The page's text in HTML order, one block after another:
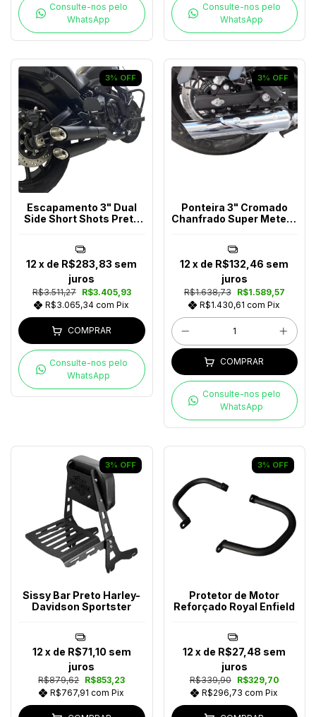
Consulte-nos pelo
WhatsApp
Consulte-nos pelo
WhatsApp
3% OFF
Escapamento 3" Dual
Side Short Shots Preto
R$3.511,27
R$3.405,93
R$3.065,34com Pix
12 x de R$283,83 sem
juros
COMPRAR
Consulte-nos pelo
WhatsApp
3% OFF
Ponteira 3" Cromado
Chanfrado Super Meteor
R$1.638,73
R$1.589,57
R$1.430,61com Pix
12 x de R$132,46 sem
juros
COMPRAR
Consulte-nos pelo
WhatsApp
3% OFF
Sissy Bar Preto Harley-
Davidson Sportster
R$879,62 R$853,23
R$767,91com Pix
12 x de R$71,10 sem
juros
3% OFF
Protetor de Motor
Reforçado Royal Enfield
R$339,90
R$329,70
R$296,73com Pix
12 x de R$27,48 sem
juros